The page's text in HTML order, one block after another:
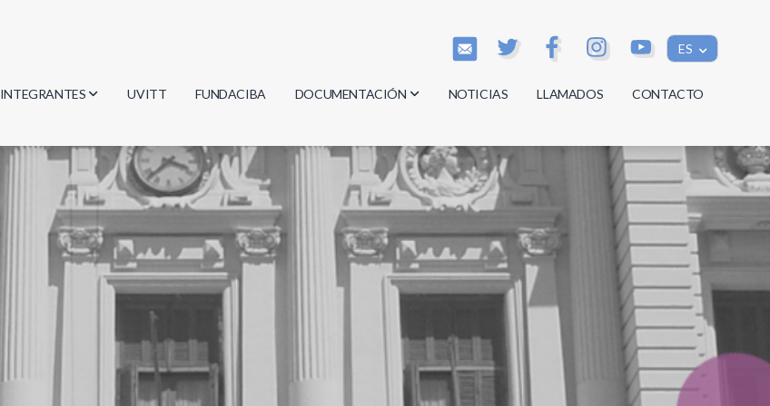
ES
INTEGRANTES
Investigadores
Estudiantes
Egresados
UVITT FUNDACIBA DOCUMENTACIÓN
Actas
Reglamentos
Documentos
NOTICIAS LLAMADOS CONTACTO